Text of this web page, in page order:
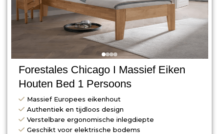
Forestales Chicago I Massief Eiken
Houten Bed 1 Persoons
Massief Europees eikenhout
Authentiek en tijdloos design
Verstelbare ergonomische inlegdiepte
Geschikt voor elektrische bodems